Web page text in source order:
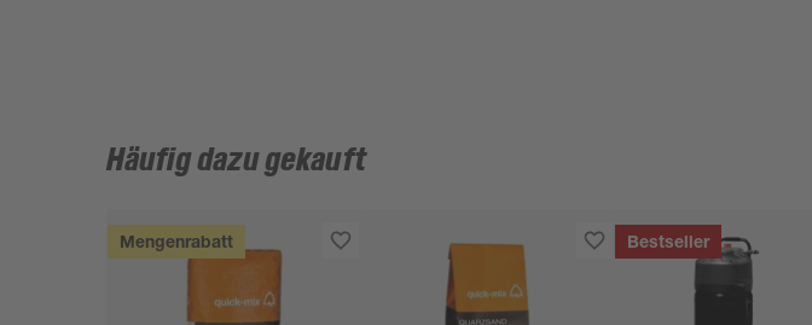
Häufig dazu gekauft
Mengenrabatt Bestseller